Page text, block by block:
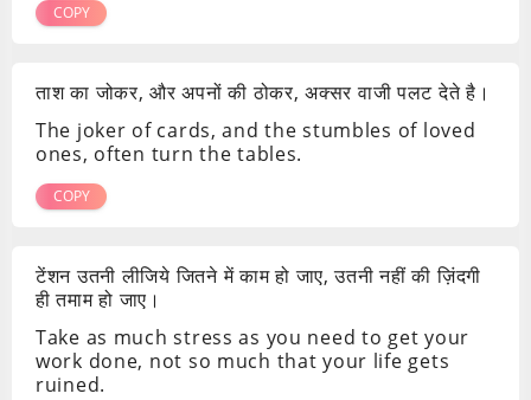
COPY
ताश का जोकर, और अपनों की ठोकर, अक्सर वाजी पलट देते है।
The joker of cards, and the stumbles of loved
ones, often turn the tables.
COPY
टेंशन उतनी लीजिये जितने में काम हो जाए, उतनी नहीं की ज़िंदगी
ही तमाम हो जाए।
Take as much stress as you need to get your
work done, not so much that your life gets
ruined.